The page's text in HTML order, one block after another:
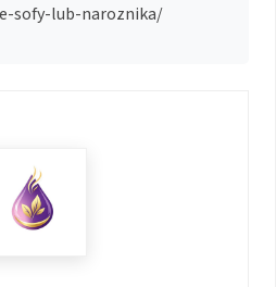
sofy-lub-naroznika/